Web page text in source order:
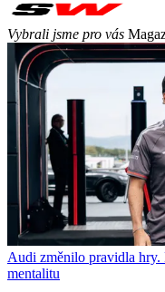
Vybrali jsme pro vás
Audi změnilo pravidla
mentalitu